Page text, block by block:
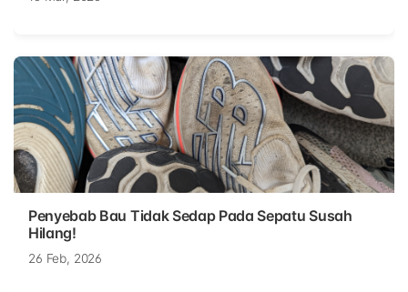
Penyebab Bau Tidak Sedap Pada Sepatu Susah
Hilang!
26 Feb, 2026